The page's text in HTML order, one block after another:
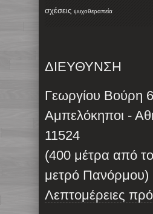
σχέσεις ψυχοθεραπεία
ΔΙΕΥΘΥΝΣΗ
Γεωργίου Βούρη 6
Αμπελόκηποι -
11524
(400 μέτρα από
μετρό Πανόρμου)
Λεπτομέρειες